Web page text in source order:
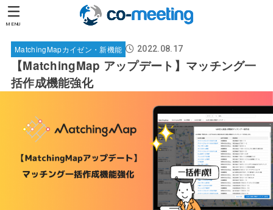
MENU
MatchingMapカイゼン・新機能 2022.08.17
【MatchingMap アップデート】マッチング一
括作成機能強化